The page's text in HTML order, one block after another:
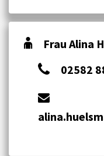
Frau Alina
02582